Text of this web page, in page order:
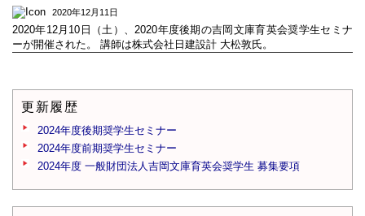
2020年12月11日
2020年12月10日（土）、2020年度後期の吉岡文庫育英会奨学生セミナ
ーが開催された。 講師は株式会社日建設計 大松敦氏。
更新履歴
2024年度後期奨学生セミナー
2024年度前期奨学生セミナー
2024年度 一般財団法人吉岡文庫育英会奨学生 募集要項